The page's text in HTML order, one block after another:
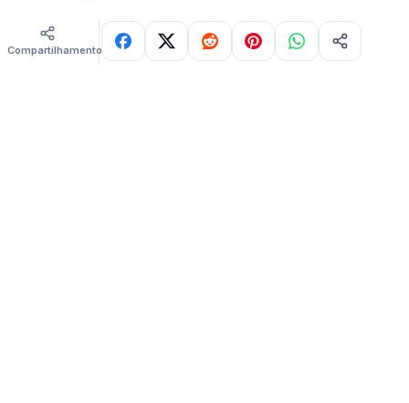
Compartilhamentos